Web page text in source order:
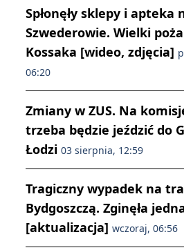
Spłonęły sklepy i apteka
Szwederowie. Wielki
Kossaka [wideo, zdjęcia]
06:20
Zmiany w ZUS. Na
trzeba będzie jeździć do
Łodzi 03 sierpnia, 12:59
Tragiczny wypadek na
Bydgoszczą. Zginęła
[aktualizacja] wczoraj, 06:56